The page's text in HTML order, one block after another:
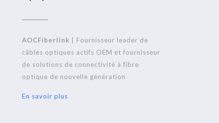
AOCFiberlink | Fournisseur leader de
câbles optiques actifs OEM et fournisseur
de solutions de connectivité à fibre
optique de nouvelle génération
En savoir plus